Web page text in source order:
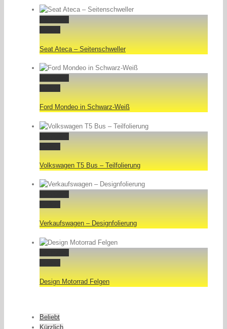
Seat Ateca – Seitenschweller
Ford Mondeo in Schwarz-Weiß
Volkswagen T5 Bus – Teilfolierung
Verkaufswagen – Designfolierung
Design Motorrad Felgen
Beliebt
Kürzlich